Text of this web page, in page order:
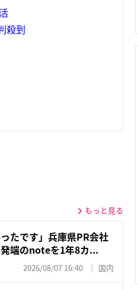
殺到
もっと見る
ったです」兵庫県PR会社
端のnoteを1年8カ...
2026/08/07 16:40 国内